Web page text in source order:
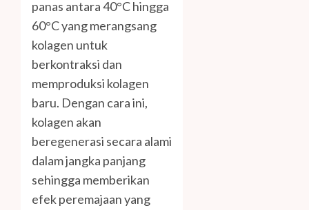
panas antara 40°C hingga
60°C yang merangsang
kolagen untuk
berkontraksi dan
memproduksi kolagen
baru. Dengan cara ini,
kolagen akan
beregenerasi secara alami
dalam jangka panjang
sehingga memberikan
efek peremajaan yang